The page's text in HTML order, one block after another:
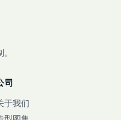
司
于我们